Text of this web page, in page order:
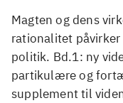
Magten og dens
rationalitet
politik. Bd.1: ny
partikulære og
supplement til